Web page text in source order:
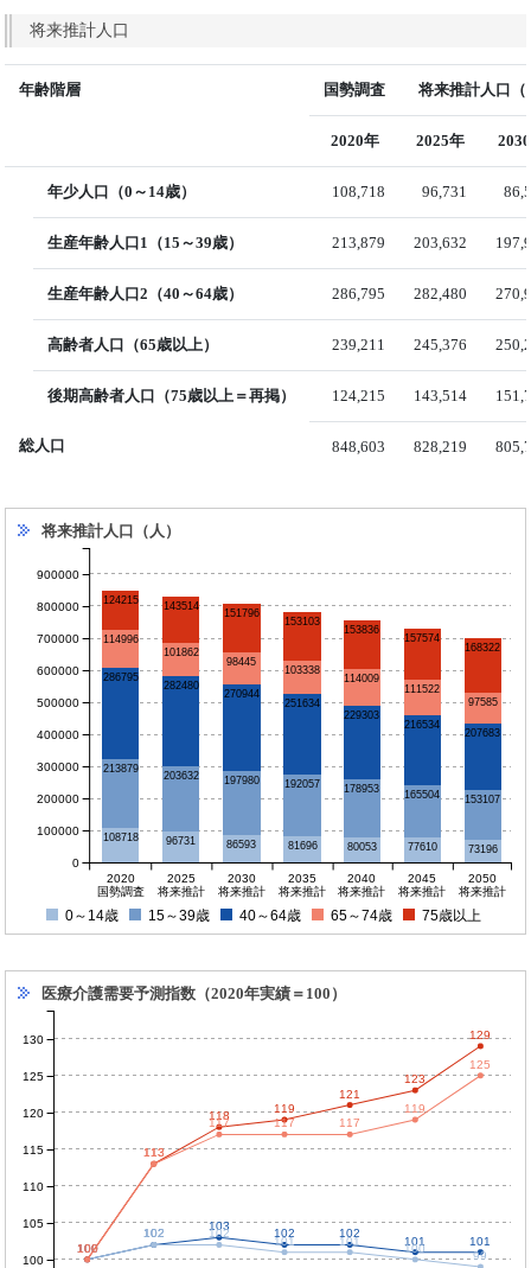
将来推計人口
年齢階層 国勢調査 将来推計人口（
2020年 2025年
年少人口（0～14歳） 108,718 96,731
生産年齢人口1（15～39歳） 213,879 203,632
生産年齢人口2（40～64歳） 286,795 282,480
高齢者人口（65歳以上） 239,211 245,376
後期高齢者人口（75歳以上＝再掲） 124,215 143,514
総人口 848,603 828,219
将来推計人口（人）
108718 96731 86593 81696 80053 77610 73196
213879
203632 197980 192057 178953 165504 153107
286795
282480
270944
251634
229303
216534
207683
114996
101862
98445
103338
114009
111522
97585
124215
143514
151796
153103
153836
157574
168322
2020
国勢調査
2025
将来推計
2030
将来推計
2035
将来推計
2040
将来推計
2045
将来推計
2050
将来推計
0
100000
200000
300000
400000
500000
600000
700000
800000
900000
0～14歳 15～39歳 40～64歳 65～74歳 75歳以上
医療介護需要予測指数（2020年実績＝100）
100
102
103
102 102
101 101
100
102 102
101 101
100
99
100
113
118
119
121
123
129
100
113
117 117 117
119
125
100
105
110
115
120
125
130